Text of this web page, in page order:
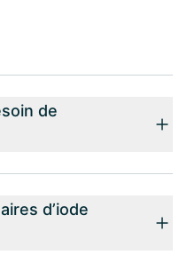
de
d’iode